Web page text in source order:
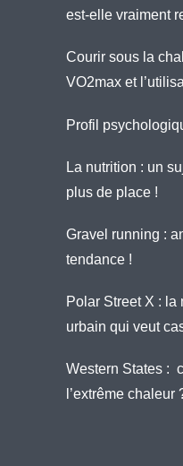
est-elle vraiment
Courir sous la
VO2max et
Profil
La nutrition : un
plus de place !
Gravel running :
tendance !
Polar Street X : la
urbain qui veut
Western States :
l’extrême chaleur